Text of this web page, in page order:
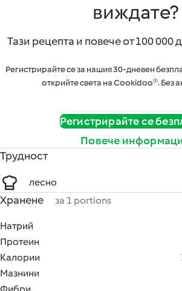
виждате?
Тази рецепта и повече от 100 000
Регистрирайте се за нашия 30-дневен
открийте света на Cookidoo®. Без
Регистрирайте се
Повече
Трудност
лесно
Хранене за 1 portions
Натрий
Протеин
Калории
Мазнини